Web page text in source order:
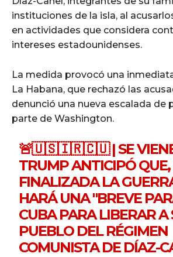
instituciones de la isla, al
en actividades que considera
intereses estadounidenses.
La medida provocó una
La Habana, que rechazó las
denunció una nueva escalada de
parte de Washington.
🚨🇺🇸🇮🇷🇨🇺 | SE
TRUMP ANTICIPÓ
FINALIZADA LA
HARÁ UNA "BREVE
CUBA PARA LIBERAR A
PUEBLO DEL RÉGIMEN
COMUNISTA DE DÍAZ-